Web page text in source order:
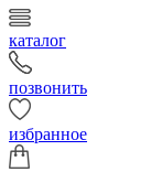
каталог
позвонить
избранное